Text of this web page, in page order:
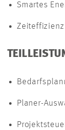
Smartes
Planer-